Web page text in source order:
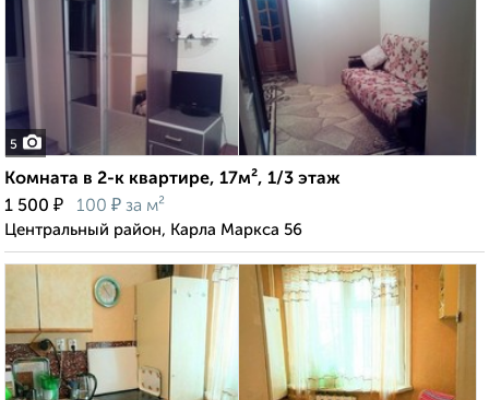
5
Комната в 2-к квартире, 17м², 1/3 этаж
1 500 ₽ 100 ₽ за м²
Центральный район, Карла Маркса 56